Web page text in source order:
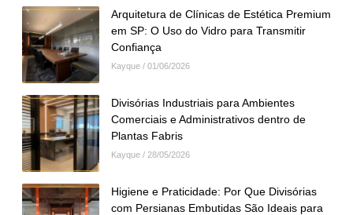
Arquitetura de Clínicas de Estética Premium
em SP: O Uso do Vidro para Transmitir
Confiança
Kayque 01/06/2026
Divisórias Industriais para Ambientes
Comerciais e Administrativos dentro de
Plantas Fabris
Kayque 28/05/2026
Higiene e Praticidade: Por Que Divisórias
com Persianas Embutidas São Ideais para